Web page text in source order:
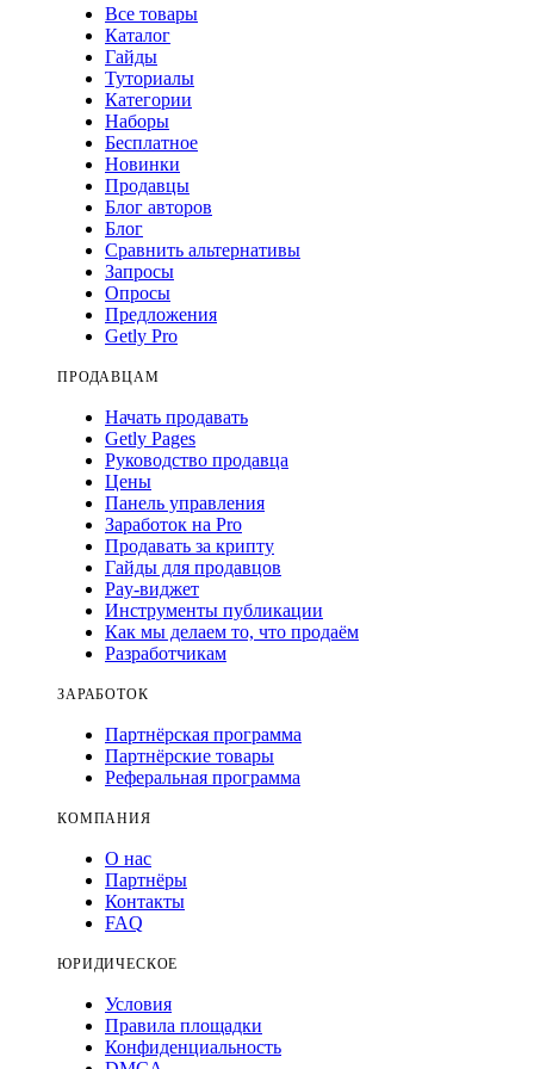
Все товары
Каталог
Гайды
Туториалы
Категории
Наборы
Бесплатное
Новинки
Продавцы
Блог авторов
Блог
Сравнить альтернативы
Запросы
Опросы
Предложения
Getly Pro
ПРОДАВЦАМ
Начать продавать
Getly Pages
Руководство продавца
Цены
Панель управления
Заработок на Pro
Продавать за крипту
Гайды для продавцов
Pay-виджет
Инструменты публикации
Как мы делаем то, что продаём
Разработчикам
ЗАРАБОТОК
Партнёрская программа
Партнёрские товары
Реферальная программа
КОМПАНИЯ
О нас
Партнёры
Контакты
FAQ
ЮРИДИЧЕСКОЕ
Условия
Правила площадки
Конфиденциальность